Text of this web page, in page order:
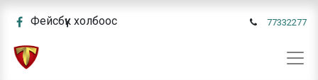
Фейсбүүк холбоос 77332277